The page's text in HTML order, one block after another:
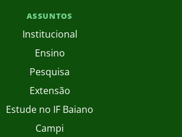
ASSUNTOS
Institucional
Ensino
Pesquisa
Extensão
Estude no IF Baiano
Campi